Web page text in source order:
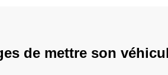
de mettre son